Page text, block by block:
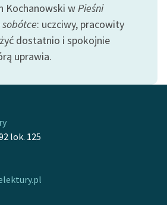
Kochanowski wPieśni
: uczciwy, pracowity
dostatnio i spokojnie
uprawia.
lok. 125